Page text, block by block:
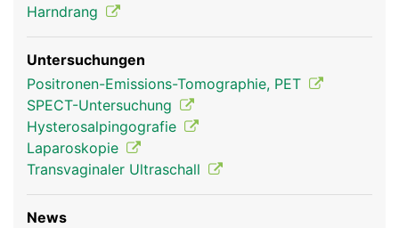
Harndrang
Untersuchungen
Positronen-Emissions-Tomographie, PET
SPECT-Untersuchung
Hysterosalpingografie
Laparoskopie
Transvaginaler Ultraschall
News